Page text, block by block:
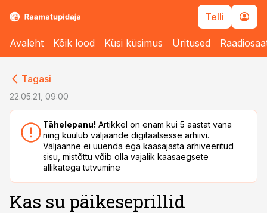
Telli
Avaleht Kõik lood Küsi küsimus Üritused
Tagasi
22.05.21, 09:00
Tähelepanu! Artikkel on enam kui 5 aastat vana
ning kuulub väljaande digitaalsesse arhiivi.
Väljaanne ei uuenda ega kaasajasta arhiveeritud
sisu, mistõttu võib olla vajalik kaasaegsete
allikatega tutvumine
Kas su päikeseprillid